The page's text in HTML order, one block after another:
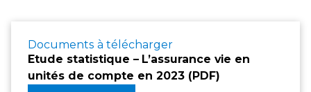
Documents à télécharger
Etude statistique – L’assurance vie en
unités de compte en 2023 (PDF)